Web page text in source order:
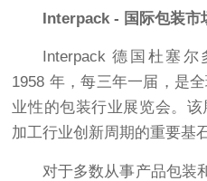
Interpack - 国际包装市
Interpack 德国杜塞
1958 年，每三年一届，是
业性的包装行业展览会。
加工行业创新周期的重要基
对于多数从事产品包装